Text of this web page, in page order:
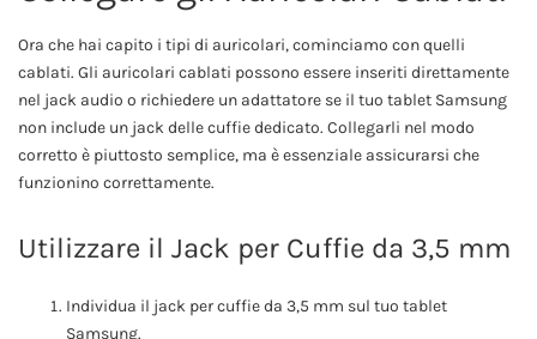
Ora che hai capito i tipi di auricolari, cominciamo con quelli
cablati. Gli auricolari cablati possono essere inseriti direttamente
nel jack audio o richiedere un adattatore se il tuo tablet Samsung
non include un jack delle cuffie dedicato. Collegarli nel modo
corretto è piuttosto semplice, ma è essenziale assicurarsi che
funzionino correttamente.
Utilizzare il Jack per Cuffie da 3,5 mm
Individua il jack per cuffie da 3,5 mm sul tuo tablet
Samsung.